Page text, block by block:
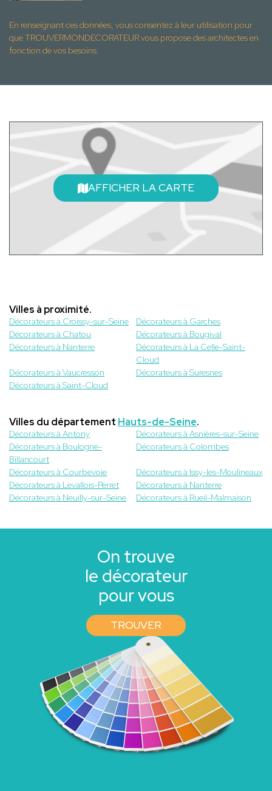
En renseignant ces données, vous consentez à leur utilisation pour
que TROUVERMONDECORATEUR vous propose des architectes en
fonction de vos besoins.
AFFICHER LA CARTE
Villes à proximité.
Décorateurs à Croissy-sur-Seine
Décorateurs à Garches
Décorateurs à Chatou
Décorateurs à Bougival
Décorateurs à Nanterre
Décorateurs à La Celle-Saint-
Cloud
Décorateurs à Vaucresson
Décorateurs à Suresnes
Décorateurs à Saint-Cloud
Villes du département Hauts-de-Seine.
Décorateurs à Antony
Décorateurs à Asnières-sur-Seine
Décorateurs à Boulogne-
Billancourt
Décorateurs à Colombes
Décorateurs à Courbevoie
Décorateurs à Issy-les-Moulineaux
Décorateurs à Levallois-Perret
Décorateurs à Nanterre
Décorateurs à Neuilly-sur-Seine
Décorateurs à Rueil-Malmaison
On trouve
le décorateur
pour vous
TROUVER